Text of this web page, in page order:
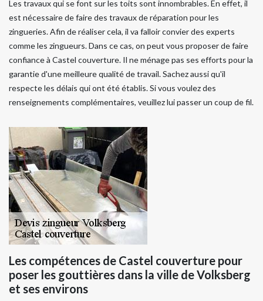
Les travaux qui se font sur les toits sont innombrables. En effet, il
est nécessaire de faire des travaux de réparation pour les
zingueries. Afin de réaliser cela, il va falloir convier des experts
comme les zingueurs. Dans ce cas, on peut vous proposer de faire
confiance à Castel couverture. Il ne ménage pas ses efforts pour la
garantie d'une meilleure qualité de travail. Sachez aussi qu'il
respecte les délais qui ont été établis. Si vous voulez des
renseignements complémentaires, veuillez lui passer un coup de fil.
Les compétences de Castel couverture pour
poser les gouttières dans la ville de Volksberg
et ses environs